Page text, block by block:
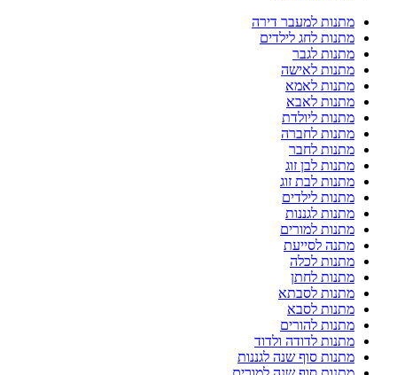
מתנות למעבר דירה
מתנות לחג לילדים
מתנות לגבר
מתנות לאישה
מתנות לאמא
מתנות לאבא
מתנות ליולדת
מתנות לחברה
מתנות לחבר
מתנות לבן זוג
מתנות לבת זוג
מתנות לילדים
מתנות לגננות
מתנות למורים
מתנה לסייעת
מתנות לכלה
מתנות לחתן
מתנות לסבתא
מתנות לסבא
מתנות להורים
מתנות לדודה ולדוד
מתנות סוף שנה לגננות